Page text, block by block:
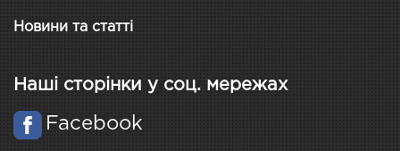
Новини та статті
Наші сторінки у соц. мережах
Facebook